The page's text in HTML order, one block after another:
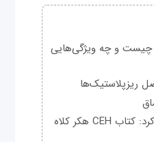
هوش مصنوعی Grok چیست و چه ویژگی‌هایی
ماهنامه شبکه منتشر کرد: کتاب CEH هکر کلاه